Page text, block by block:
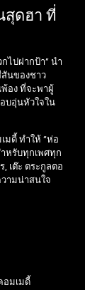
ดฮา ที่
ไปฝากป้า” นำ
สันของชาว
พ้อง ที่จะพาผู้
บอุ่นหัวใจใน
มดี้ ทำให้ “ห่อ
หรับทุกเพศทุก
เต๊ะ ตระกูลตอ
ามน่าสนใจ
อมเมดี้